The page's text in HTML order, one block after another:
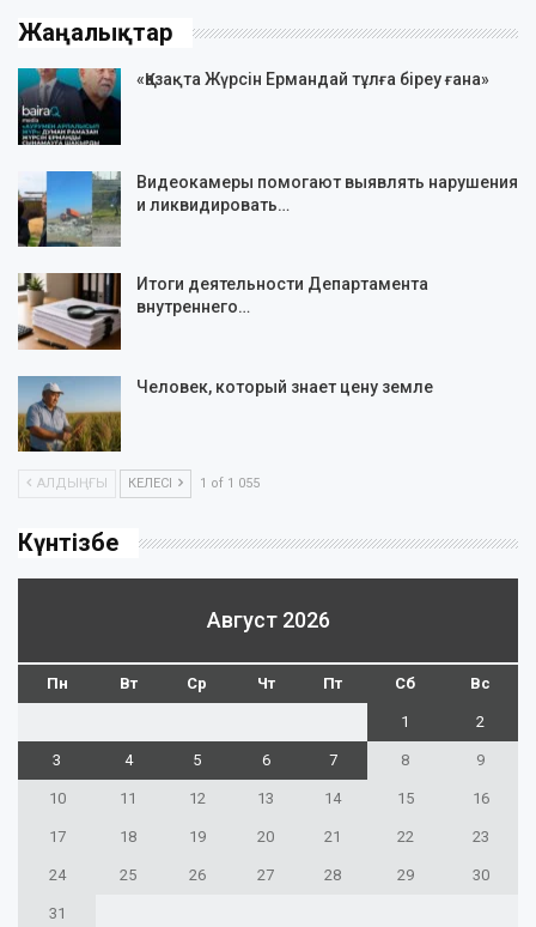
Жаңалықтар
«Қазақта Жүрсін Ермандай тұлға біреу ғана»
Видеокамеры помогают выявлять нарушения
и ликвидировать…
Итоги деятельности Департамента
внутреннего…
Человек, который знает цену земле
АЛДЫҢҒЫ КЕЛЕСІ 1 of 1 055
Күнтізбе
Август 2026
Пн Вт Ср Чт Пт Сб Вс
1 2
3 4 5 6 7 8 9
10 11 12 13 14 15 16
17 18 19 20 21 22 23
24 25 26 27 28 29 30
31